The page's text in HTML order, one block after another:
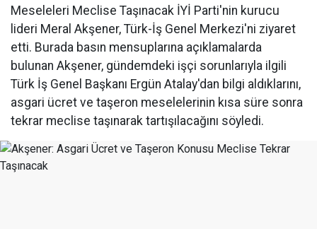
Meseleleri Meclise Taşınacak İYİ Parti'nin kurucu
lideri Meral Akşener, Türk-İş Genel Merkezi'ni ziyaret
etti. Burada basın mensuplarına açıklamalarda
bulunan Akşener, gündemdeki işçi sorunlarıyla ilgili
Türk İş Genel Başkanı Ergün Atalay'dan bilgi aldıklarını,
asgari ücret ve taşeron meselelerinin kısa süre sonra
tekrar meclise taşınarak tartışılacağını söyledi.